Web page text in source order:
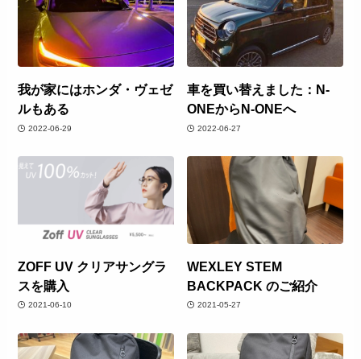
我が家にはホンダ・ヴェゼ
ルもある
2022-06-29
車を買い替えました：N-
ONEからN-ONEへ
2022-06-27
ZOFF UV クリアサングラ
スを購入
2021-06-10
WEXLEY STEM
BACKPACK のご紹介
2021-05-27